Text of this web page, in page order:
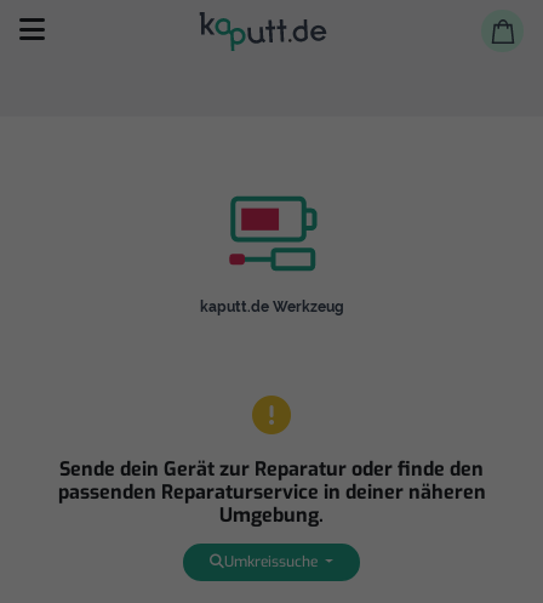
Selbst reparieren
kaputt.de Werkzeug
Sende dein Gerät zur Reparatur oder finde den
passenden Reparaturservice in deiner näheren
Umgebung.
Umkreissuche